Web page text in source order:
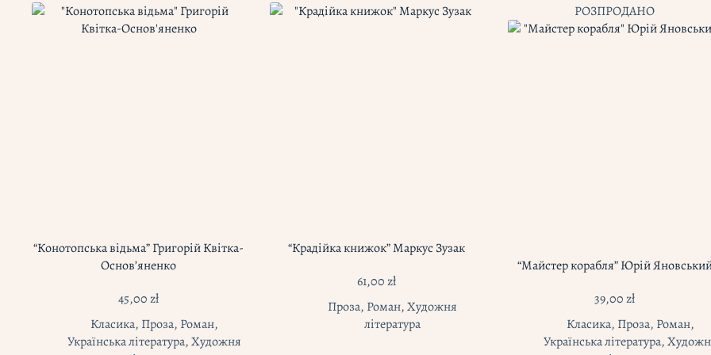
“Конотопська відьма” Григорій Квітка-
Основ’яненко
45,00zł
Класика, Проза, Роман,
Українська література,Художня
“Крадійка книжок” Маркус Зузак
61,00zł
Проза, Роман,Художня
література
РОЗПРОДАНО
“Майстер корабля” Юрій
39,00zł
Класика, Проза, Роман,
Українська література,